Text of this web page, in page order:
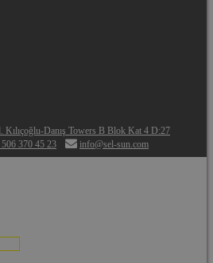
Kılıçoğlu-Danış Towers B Blok Kat 4 D:27
370 45 23 info@sel-sun.com